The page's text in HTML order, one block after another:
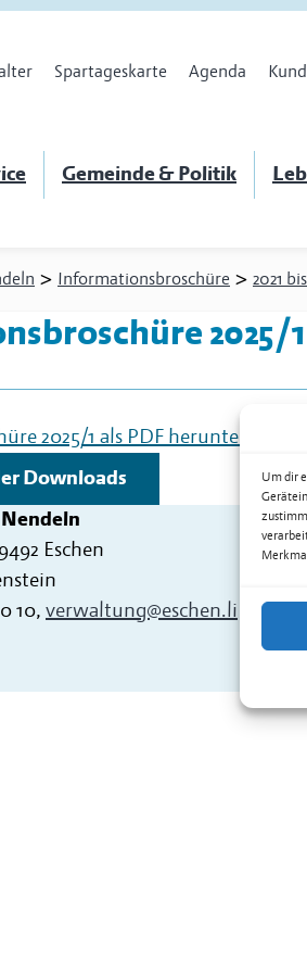
Um dir
Spartageskarte Agenda
Gemeinde & Politik
> Informationsbroschüre > 2021
2025/1
2025/1 als PDF herunterladen
Downloads
Eschen
10, verwaltung@eschen.li
Facebook
auf Instagram